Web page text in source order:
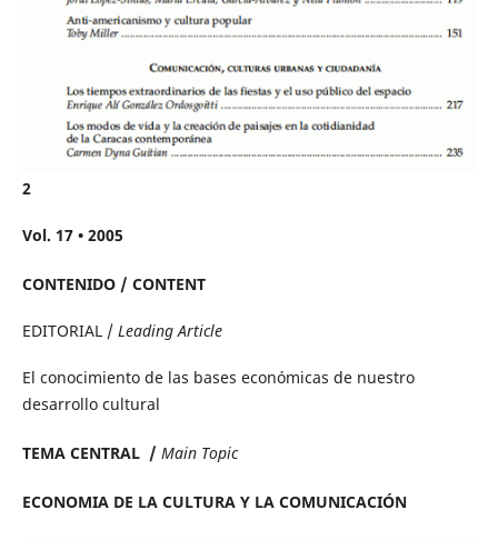
2
Vol. 17 • 2005
CONTENIDO / CONTENT
EDITORIAL / Leading Article
El conocimiento de las bases económicas de nuestro
desarrollo cultural
TEMA CENTRAL / Main Topic
ECONOMIA DE LA CULTURA Y LA COMUNICACIÓN